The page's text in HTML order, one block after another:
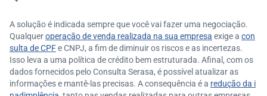
A solução é indicada sempre que você vai fazer uma negociação.
Qualqueroperação de venda realizada na sua empresa exige a con
sulta de CPFe CNPJ, a fim de diminuir os riscos e as incertezas.
Isso leva a uma política de crédito bem estruturada. Afinal, com os
dados fornecidos pelo Consulta Serasa, é possível atualizar as
informações e mantê-las precisas. A consequência é a redução da i